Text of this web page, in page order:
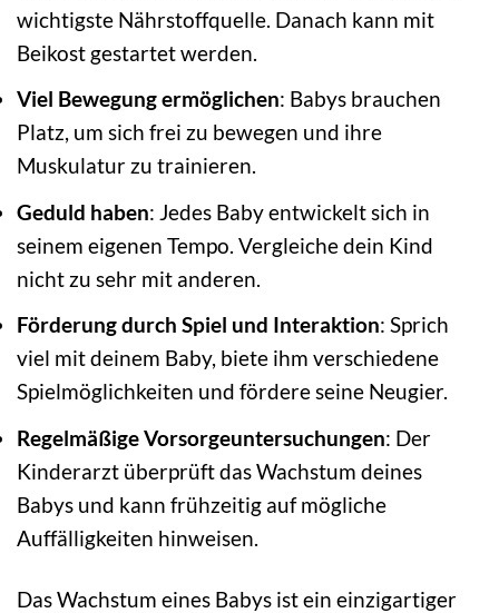
wichtigste Nährstoffquelle. Danach kann mit
Beikost gestartet werden.
Viel Bewegung ermöglichen: Babys brauchen
Platz, um sich frei zu bewegen und ihre
Muskulatur zu trainieren.
Geduld haben: Jedes Baby entwickelt sich in
seinem eigenen Tempo. Vergleiche dein Kind
nicht zu sehr mit anderen.
Förderung durch Spiel und Interaktion: Sprich
viel mit deinem Baby, biete ihm verschiedene
Spielmöglichkeiten und fördere seine Neugier.
Regelmäßige Vorsorgeuntersuchungen: Der
Kinderarzt überprüft das Wachstum deines
Babys und kann frühzeitig auf mögliche
Auffälligkeiten hinweisen.
Das Wachstum eines Babys ist ein einzigartiger